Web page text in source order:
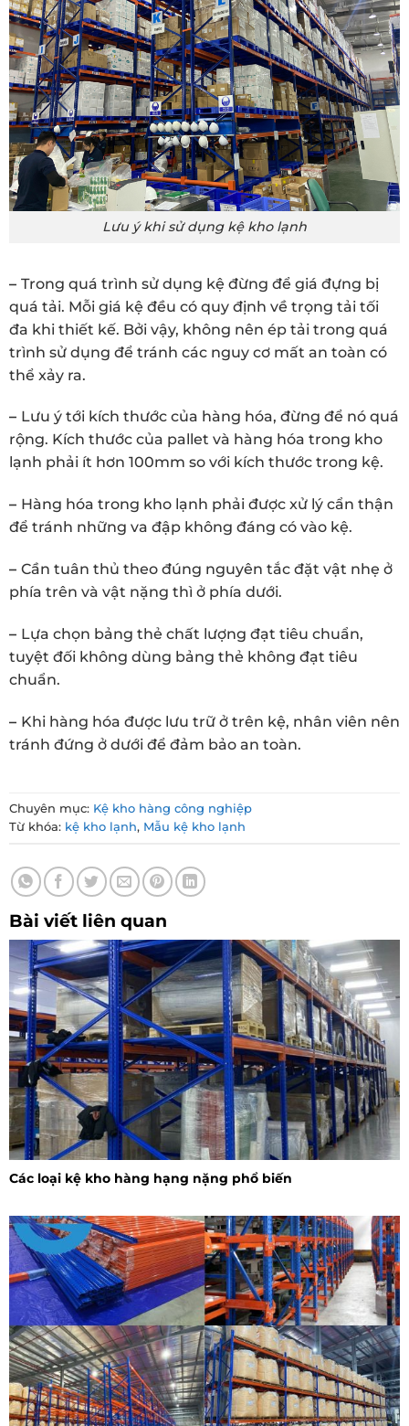
Lưu ý khi sử dụng kệ kho lạnh
– Trong quá trình sử dụng kệ đừng để giá đựng bị
quá tải. Mỗi giá kệ đều có quy định về trọng tải tối
đa khi thiết kế. Bởi vậy, không nên ép tải trong quá
trình sử dụng để tránh các nguy cơ mất an toàn có
thể xảy ra.
– Lưu ý tới kích thước của hàng hóa, đừng để nó quá
rộng. Kích thước của pallet và hàng hóa trong kho
lạnh phải ít hơn 100mm so với kích thước trong kệ.
– Hàng hóa trong kho lạnh phải được xử lý cẩn thận
để tránh những va đập không đáng có vào kệ.
– Cần tuân thủ theo đúng nguyên tắc đặt vật nhẹ ở
phía trên và vật nặng thì ở phía dưới.
– Lựa chọn bảng thẻ chất lượng đạt tiêu chuẩn,
tuyệt đối không dùng bảng thẻ không đạt tiêu
chuẩn.
– Khi hàng hóa được lưu trữ ở trên kệ, nhân viên nên
tránh đứng ở dưới để đảm bảo an toàn.
Chuyên mục: Kệ kho hàng công nghiệp
Từ khóa: kệ kho lạnh, Mẫu kệ kho lạnh
Bài viết liên quan
Các loại kệ kho hàng hạng nặng phổ biến